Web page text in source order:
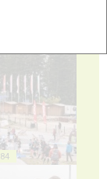
84